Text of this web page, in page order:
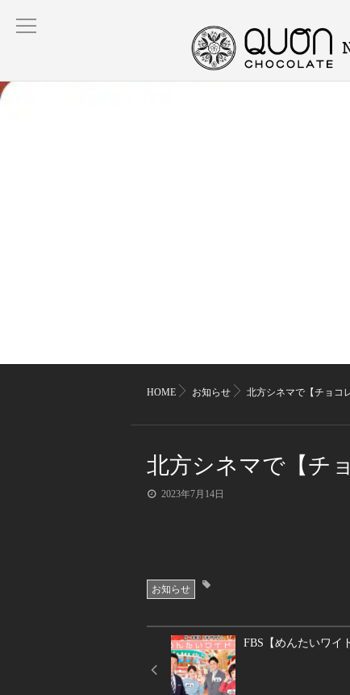
HOME お知らせ 北方シネマで【チョコ
北方シネマで【チ
2023年7月14日
お知らせ
FBS【めんたいワイ